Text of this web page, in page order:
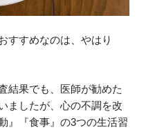
すすめなのは、やはり
結果でも、医師が勧めた
ましたが、心の不調を改
』『食事』の3つの生活習